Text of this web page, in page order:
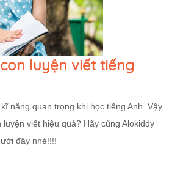
luyện viết tiếng
năng quan trọng khi học tiếng Anh. Vậy
viết hiệu quả? Hãy cùng Alokiddy
đây nhé!!!!